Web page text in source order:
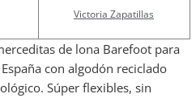
Victoria Zapatillas
de lona Barefoot para
con algodón reciclado
Súper flexibles, sin